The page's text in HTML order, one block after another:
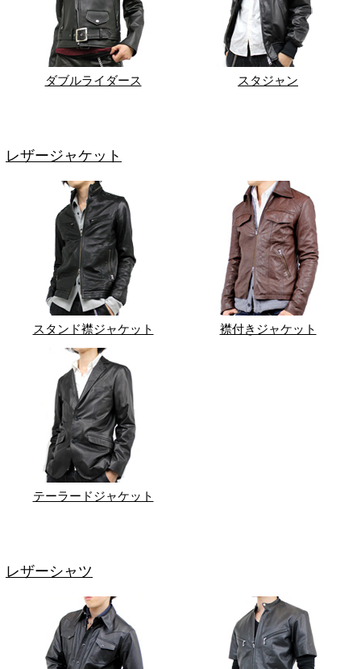
ダブルライダース スタジャン
レザージャケット
スタンド襟ジャケット 襟付きジャケット
テーラードジャケット
レザーシャツ